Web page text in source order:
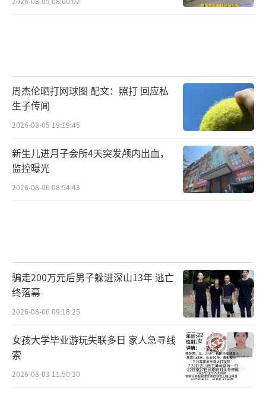
周杰伦晒打网球图 配文：照打 回应私
生子传闻
2026-08-05 19:19:45
新生儿进月子会所4天突发颅内出血，
监控曝光
2026-08-06 08:54:43
骗走200万元后男子躲进深山13年 逃亡
终落幕
2026-08-06 09:18:25
女孩大学毕业游玩失联多日 家人急寻线
索
2026-08-03 11:50:30